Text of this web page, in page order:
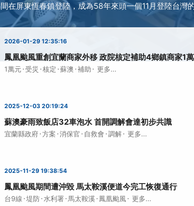
間在屏東恆春鎮登陸，成為58年來頭一個11月登陸台灣的
2026-01-29 12:35:16
鳳凰颱風重創宜蘭商家外移 政院核定補助4鄉鎮商家1
1萬元· 受災 ·核定 ·蘇澳 ·補助 · 更多...
2025-12-03 20:19:24
蘇澳豪雨致飯店32車泡水 首開調解會達初步共識
宜蘭縣政府·方案 ·消保官 · 自救會 ·調解· 更多...
2025-11-29 19:38:54
鳳凰颱風期間遭沖毀 馬太鞍溪便道今完工恢復通行
台9線 ·堤防· 水利署 · 馬太鞍溪· 鳳凰颱風· 更多...